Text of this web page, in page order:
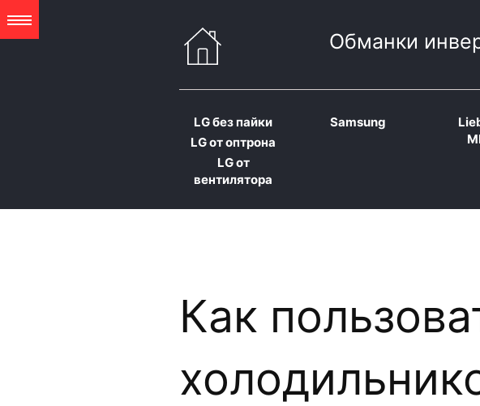
Обманки
LG без пайки
LG от оптрона
LG от
вентилятора
Samsung
Как